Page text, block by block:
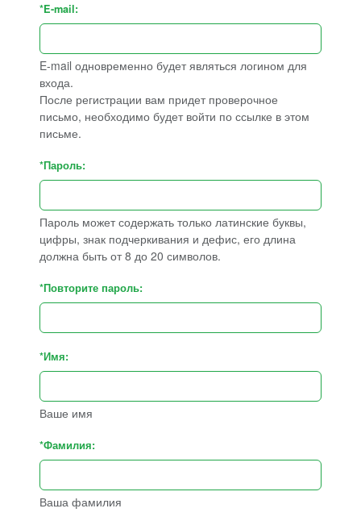
*E-mail:
E-mail одновременно будет являться логином для
входа.
После регистрации вам придет проверочное
письмо, необходимо будет войти по ссылке в этом
письме.
*Пароль:
Пароль может содержать только латинские буквы,
цифры, знак подчеркивания и дефис, его длина
должна быть от 8 до 20 символов.
*Повторите пароль:
*Имя:
Ваше имя
*Фамилия:
Ваша фамилия